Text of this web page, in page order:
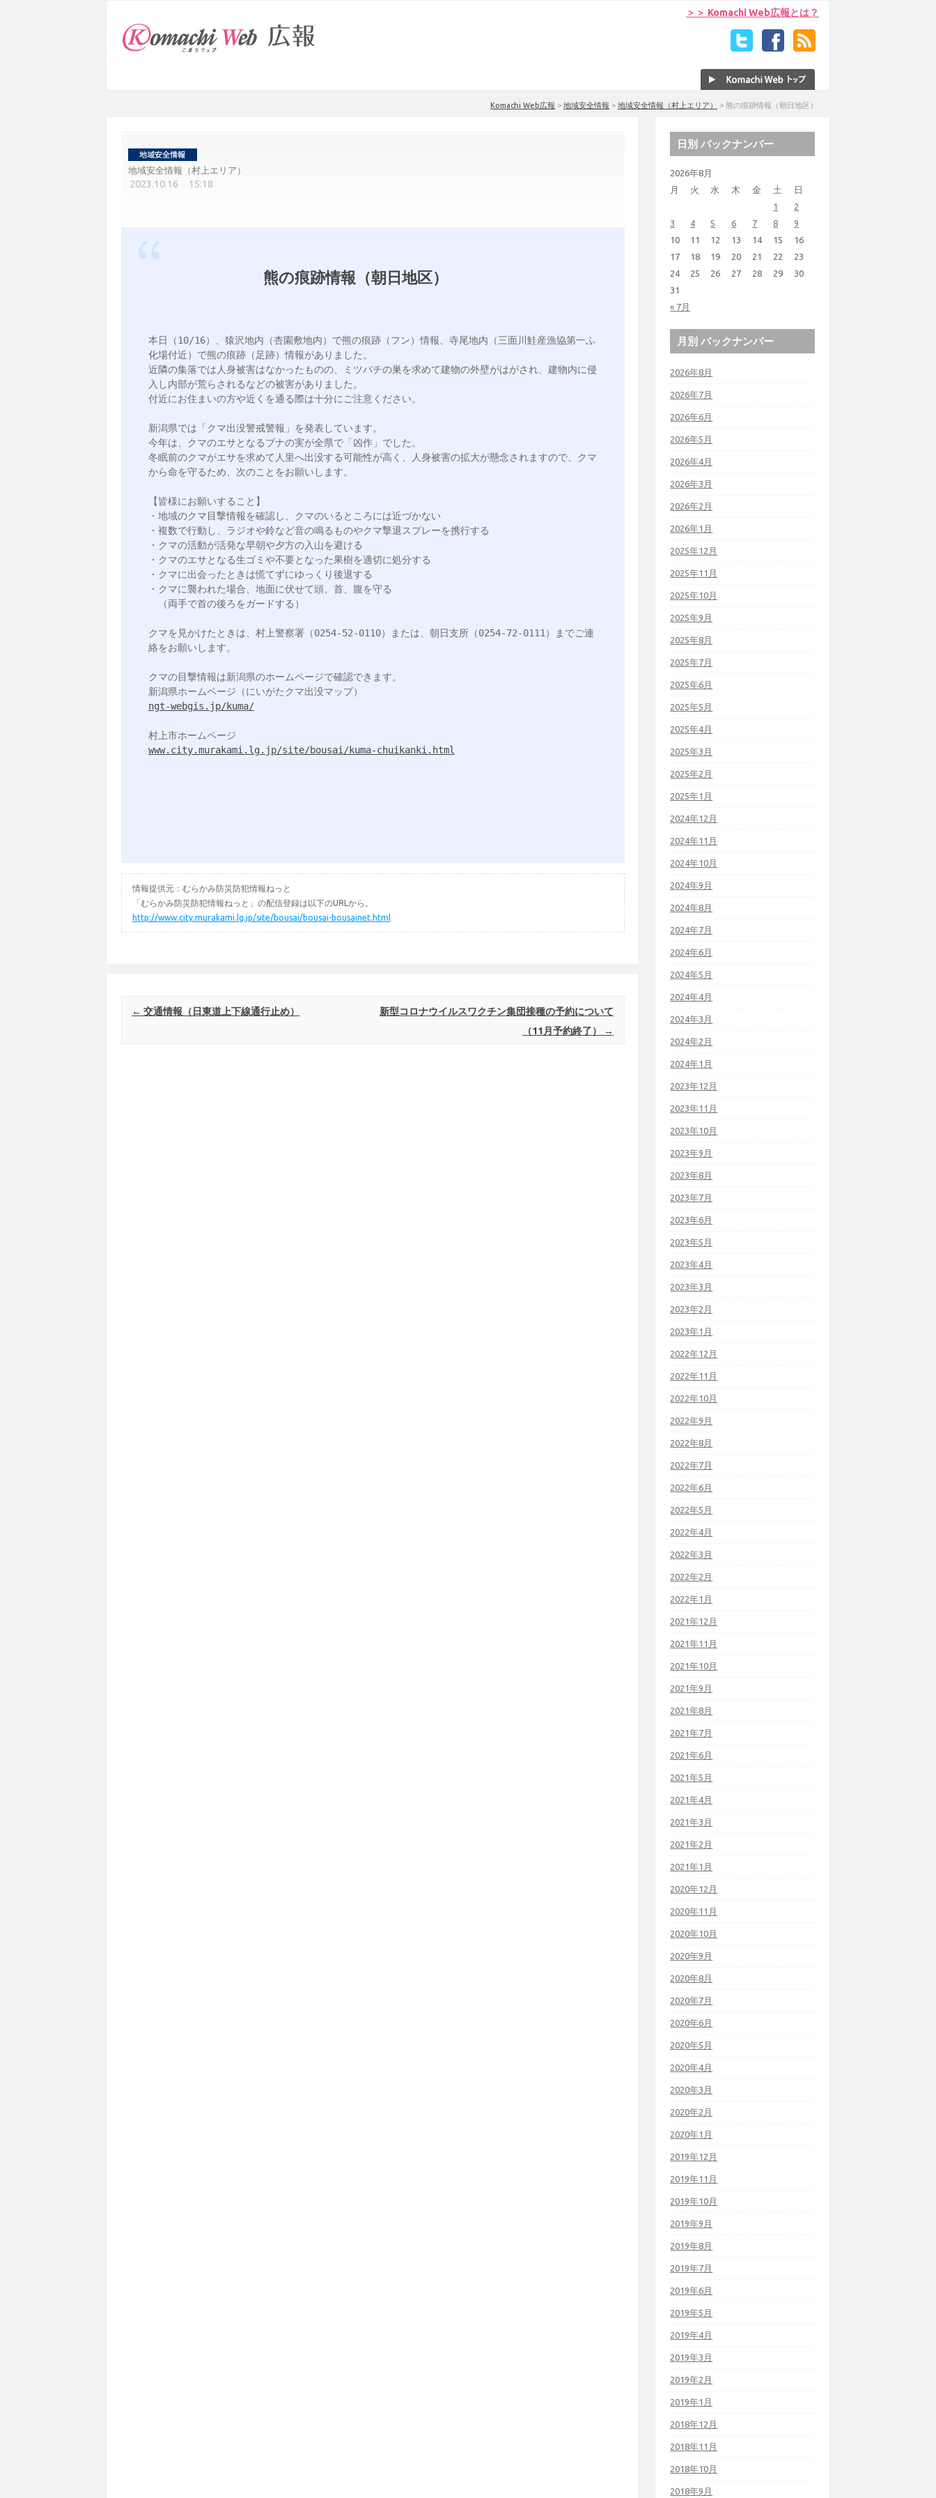
＞＞ Komachi Web広報とは？
Komachi Web広報 > 地域安全情報 > 地域安全情報（村上エリア） > 熊の痕跡情報（朝日地区）
地域安全情報（村上エリア）
2023.10.16 15:18
熊の痕跡情報（朝日地区）
本日（10/16）、猿沢地内（杏園敷地内）で熊の痕跡（フン）情報、寺尾地内（三面川鮭産漁協第一ふ
化場付近）で熊の痕跡（足跡）情報がありました。
近隣の集落では人身被害はなかったものの、ミツバチの巣を求めて建物の外壁がはがされ、建物内に侵
入し内部が荒らされるなどの被害がありました。
付近にお住まいの方や近くを通る際は十分にご注意ください。
新潟県では「クマ出没警戒警報」を発表しています。
今年は、クマのエサとなるブナの実が全県で「凶作」でした。
冬眠前のクマがエサを求めて人里へ出没する可能性が高く、人身被害の拡大が懸念されますので、クマ
から命を守るため、次のことをお願いします。
【皆様にお願いすること】
・地域のクマ目撃情報を確認し、クマのいるところには近づかない
・複数で行動し、ラジオや鈴など音の鳴るものやクマ撃退スプレーを携行する
・クマの活動が活発な早朝や夕方の入山を避ける
・クマのエサとなる生ゴミや不要となった果樹を適切に処分する
・クマに出会ったときは慌てずにゆっくり後退する
・クマに襲われた場合、地面に伏せて頭、首、腹を守る
（両手で首の後ろをガードする）
クマを見かけたときは、村上警察署（0254-52-0110）または、朝日支所（0254-72-0111）までご連
絡をお願いします。
クマの目撃情報は新潟県のホームページで確認できます。
ngt-webgis.jp/kuma/
www.city.murakami.lg.jp/site/bousai/kuma-chuikanki.html
情報提供元：むらかみ防災防犯情報ねっと
「むらかみ防災防犯情報ねっと」の配信登録は以下のURLから。
http://www.city.murakami.lg.jp/site/bousai/bousai-bousainet.html
Post navigation
← 交通情報（日東道上下線通行止め）
新型コロナウイルスワクチン集団接種の予約について
（11月予約終了）
→
日別 バックナンバー
2026年8月
月
火 水 木 金 土 日
« 7月
1
2
3
4 5 6 7 8
9
10
11 12 13 14 15
16
17
18 19 20 21 22
23
24
25 26 27 28 29
30
31
月別 バックナンバー
2026年8月
2026年7月
2026年6月
2026年5月
2026年4月
2026年3月
2026年2月
2026年1月
2025年12月
2025年11月
2025年10月
2025年9月
2025年8月
2025年7月
2025年6月
2025年5月
2025年4月
2025年3月
2025年2月
2025年1月
2024年12月
2024年11月
2024年10月
2024年9月
2024年8月
2024年7月
2024年6月
2024年5月
2024年4月
2024年3月
2024年2月
2024年1月
2023年12月
2023年11月
2023年10月
2023年9月
2023年8月
2023年7月
2023年6月
2023年5月
2023年4月
2023年3月
2023年2月
2023年1月
2022年12月
2022年11月
2022年10月
2022年9月
2022年8月
2022年7月
2022年6月
2022年5月
2022年4月
2022年3月
2022年2月
2022年1月
2021年12月
2021年11月
2021年10月
2021年9月
2021年8月
2021年7月
2021年6月
2021年5月
2021年4月
2021年3月
2021年2月
2021年1月
2020年12月
2020年11月
2020年10月
2020年9月
2020年8月
2020年7月
2020年6月
2020年5月
2020年4月
2020年3月
2020年2月
2020年1月
2019年12月
2019年11月
2019年10月
2019年9月
2019年8月
2019年7月
2019年6月
2019年5月
2019年4月
2019年3月
2019年2月
2019年1月
2018年12月
2018年11月
2018年10月
2018年9月